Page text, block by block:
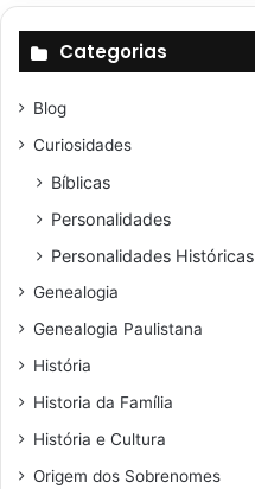
Categorias
Blog
Curiosidades
Bíblicas
Personalidades
Personalidades Históricas
Genealogia
Genealogia Paulistana
História
Historia da Família
História e Cultura
Origem dos Sobrenomes